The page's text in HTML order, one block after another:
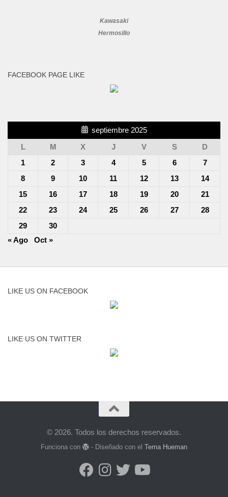
Kawasaki
Hermosillo
FACEBOOK PAGE LIKE
septiembre 2025
L
M X J V S
D
1
2 3 4 5 6
7
8
9 10 11 12 13
14
15
16 17 18 19 20
21
22
23 24 25 26 27
28
29
30
« Ago
Oct »
LIKE US ON FACEBOOK
LIKE US ON TWITTER
© 2026. Todos los derechos reservados.
Funciona con - Diseñado con elTema Hueman